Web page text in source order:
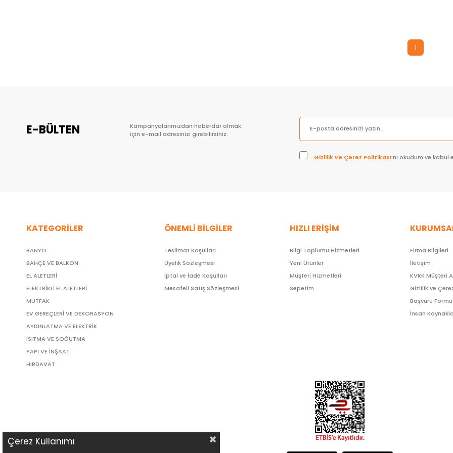
1
E-BÜLTEN
Kampanyalarımızdan haberdar olmak
için e-mail adresinizi girebilirsiniz.
Gizlilik ve Çerez Politikası’nı okudum ve kabul
KATEGORİLER
BANYO
BAHÇE VE BALKON
EL ALETLERİ
ELEKTRİKLİ EL ALETLERİ
MUTFAK
EV GEREÇLERİ VE DEKORASYON
AYDINLATMA VE ELEKTRİK
ISITMA VE SOĞUTMA
YAPI VE İNŞAAT
HIRDAVAT
ÖNEMLİ BİLGİLER
Teslimat Koşulları
Üyelik Sözleşmesi
İptal ve İade Koşulları
Mesafeli Satış Sözleşmesi
HIZLI ERİŞİM
Bilgi Toplumu Hizmetleri
Yeni Ürünler
Müşteri Hizmetleri
Sepetim
Firma Bilgileri
İletişim
KVKK Müşteri
Gizlilik ve
Başvuru Formu
İnsan
Çerez Kullanımı